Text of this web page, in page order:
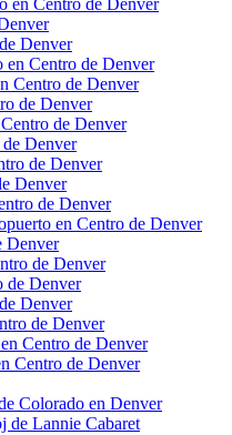
en Centro de Denver
Denver
en Centro de Denver
Centro de Denver
de Denver
de Denver
Denver
de Denver
Denver
de Denver
en Centro de Denver
Denver
de Denver
de Denver
Denver
de Denver
Centro de Denver
Centro de Denver
Colorado en Denver
de Lannie Cabaret